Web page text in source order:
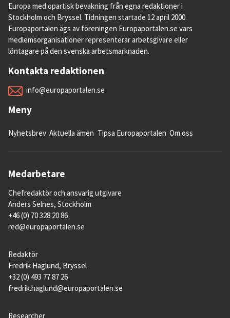
Europa med opartisk bevakning från egna redaktioner i
Stockholm och Bryssel. Tidningen startade 12 april 2000.
Europaportalen ägs av föreningen Europaportalen.se vars
medlemsorganisationer representerar arbetsgivare eller
löntagare på den svenska arbetsmarknaden.
Kontakta redaktionen
info@europaportalen.se
Meny
Nyhetsbrev Aktuella ämen Tipsa Europaportalen Om oss
Medarbetare
Chefredaktör och ansvarig utgivare
Anders Selnes, Stockholm
+46 (0) 70 328 20 86
red@europaportalen.se
Redaktör
Fredrik Haglund, Bryssel
+32 (0) 493 77 87 26
fredrik.haglund@europaportalen.se
Researcher